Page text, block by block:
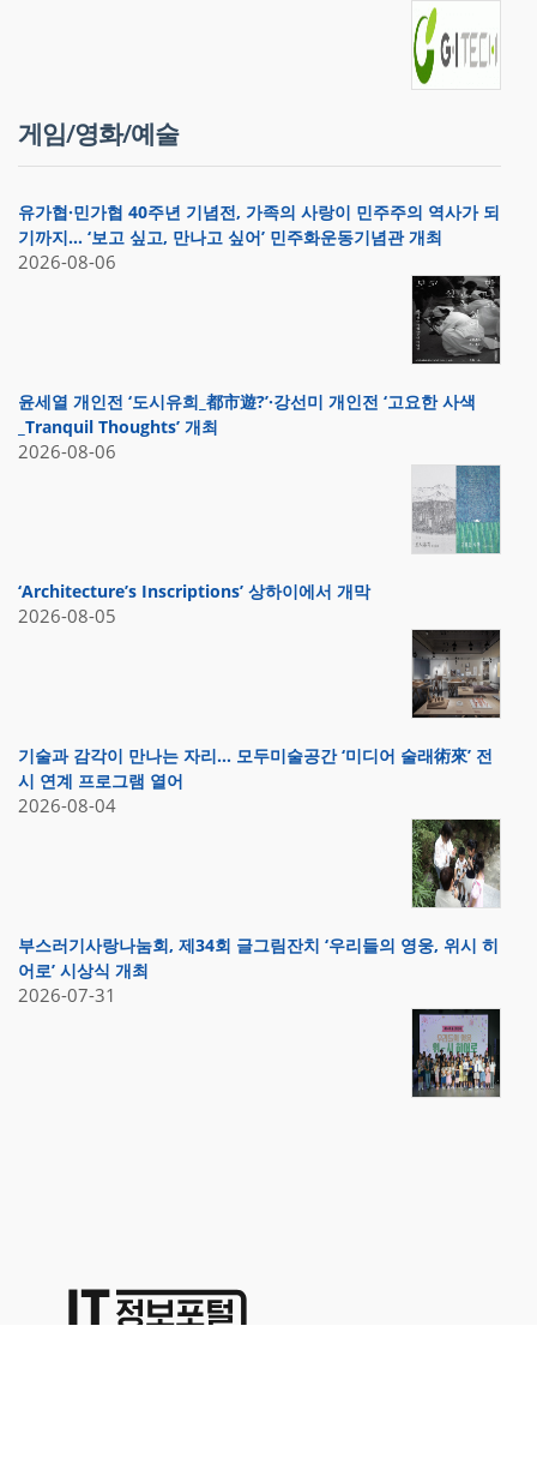
게임/영화/예술
유가협·민가협 40주년 기념전, 가족의 사랑이 민주주의 역사가 되
기까지… ‘보고 싶고, 만나고 싶어’ 민주화운동기념관 개최
2026-08-06
윤세열 개인전 ‘도시유희_都市遊?’·강선미 개인전 ‘고요한 사색
_Tranquil Thoughts’ 개최
2026-08-06
‘Architecture’s Inscriptions’ 상하이에서 개막
2026-08-05
기술과 감각이 만나는 자리… 모두미술공간 ‘미디어 술래術來’ 전
시 연계 프로그램 열어
2026-08-04
부스러기사랑나눔회, 제34회 글그림잔치 ‘우리들의 영웅, 위시 히
어로’ 시상식 개최
2026-07-31